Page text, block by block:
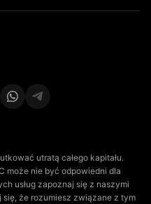
utratą całego kapitału.
może nie być odpowiedni dla
usług zapoznaj się z naszymi
że rozumiesz związane z tym